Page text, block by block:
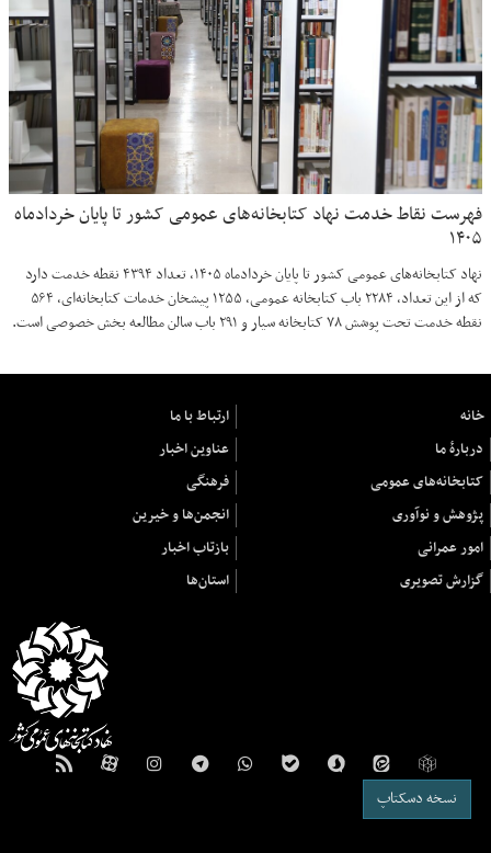
فهرست نقاط خدمت نهاد کتابخانه‌های عمومی کشور تا پایان خردادماه
۱۴۰۵
نهاد کتابخانه‌های عمومی کشور تا پایان خردادماه ۱۴۰۵، تعداد ۴۳۹۴ نقطه خدمت دارد
که از این تعداد، ۲۲۸۴ باب کتابخانه عمومی، ۱۲۵۵ پیشخان خدمات کتابخانه‌ای، ۵۶۴
نقطه خدمت تحت پوشش ۷۸ کتابخانه سیار و ۲۹۱ باب سالن مطالعه بخش خصوصی است.
خانه
ارتباط با ما
دربارهٔ ما
عناوین اخبار
کتابخانه‌های عمومی
فرهنگی
پژوهش و نوآوری
انجمن‌ها و خیرین
امور عمرانی
بازتاب اخبار
گزارش تصویری
استان‌ها
نسخه دسکتاپ